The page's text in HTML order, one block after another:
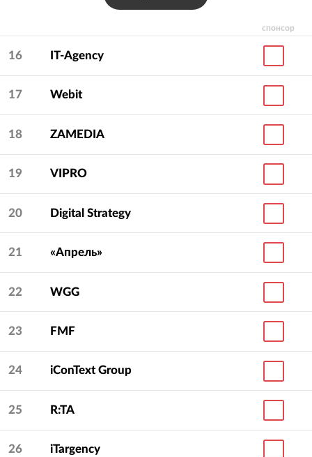
спонсор
16 IT-Agency
17 Webit
18 ZAMEDIA
19 VIPRO
20 Digital Strategy
21 «Апрель»
22 WGG
23 FMF
24 iConText Group
25 R:TA
26 iTargency